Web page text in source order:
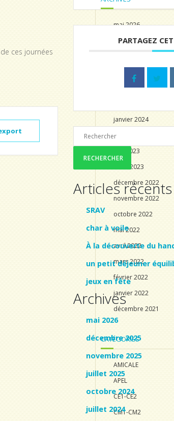
ces journées
PARTAGEZ
Articles récents
SRAV
char à voile
À la découverte du
un petit déjeuner
jeux en fête
Archives
mai 2026
décembre 2025
novembre 2025
juillet 2025
octobre 2024
juillet 2024
mai 2026
décembre 2025
octobre 2024
janvier 2024
décembre 2023
mai 2023
mars 2023
décembre 2022
novembre 2022
octobre 2022
mai 2022
avril 2022
mars 2022
février 2022
janvier 2022
décembre 2021
CATÉGORIES
AMICALE
APEL
CE1-CE2
CM1-CM2